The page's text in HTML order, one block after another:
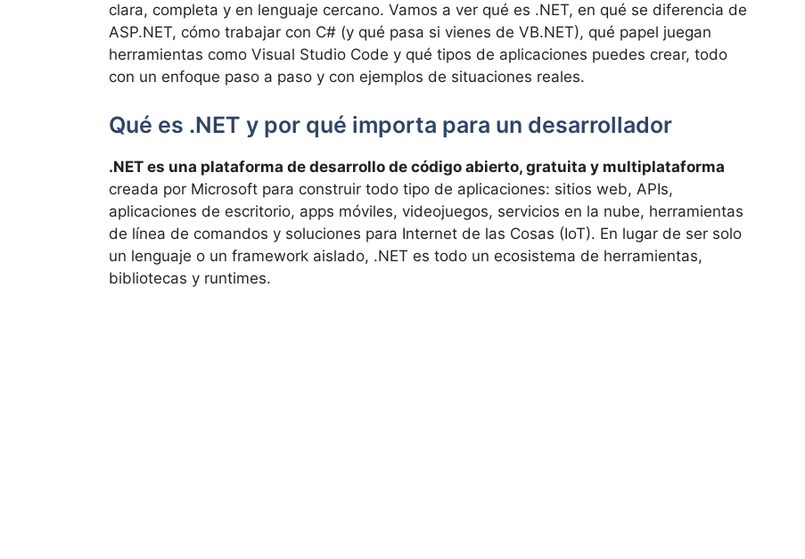
clara, completa y en lenguaje cercano. Vamos a ver qué es .NET, en qué se diferencia de
ASP.NET, cómo trabajar con C# (y qué pasa si vienes de VB.NET), qué papel juegan
herramientas como Visual Studio Code y qué tipos de aplicaciones puedes crear, todo
con un enfoque paso a paso y con ejemplos de situaciones reales.
Qué es .NET y por qué importa para un desarrollador
.NET es una plataforma de desarrollo de código abierto, gratuita y multiplataforma
creada por Microsoft para construir todo tipo de aplicaciones: sitios web, APIs,
aplicaciones de escritorio, apps móviles, videojuegos, servicios en la nube, herramientas
de línea de comandos y soluciones para Internet de las Cosas (IoT). En lugar de ser solo
un lenguaje o un framework aislado, .NET es todo un ecosistema de herramientas,
bibliotecas y runtimes.